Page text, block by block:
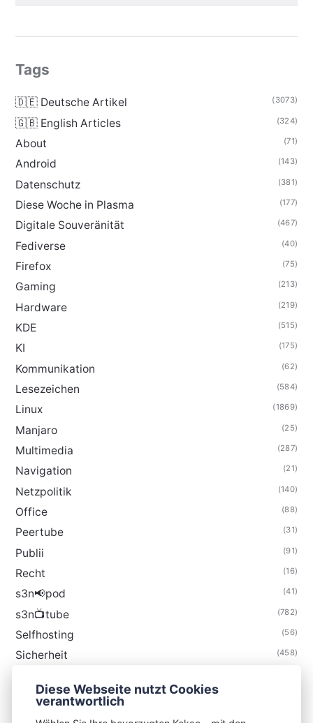
Tags
🇩🇪 Deutsche Artikel (3073)
🇬🇧 English Articles (324)
About (71)
Android (143)
Datenschutz (381)
Diese Woche in Plasma (177)
Digitale Souveränität (467)
Fediverse (40)
Firefox (75)
Gaming (213)
Hardware (219)
KDE (515)
KI (175)
Kommunikation (62)
Lesezeichen (584)
Linux (1869)
Manjaro (25)
Multimedia (287)
Navigation (21)
Netzpolitik (140)
Office (88)
Peertube (31)
Publii (91)
Recht (16)
s3n📢pod (41)
s3n📺tube (782)
Selfhosting (56)
Sicherheit (458)
Thunderbird
Diese Webseite nutzt Cookies
verantwortlich